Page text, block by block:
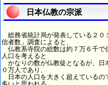
日本仏教の宗派
総務省統計局が発表している２０
信者数」調査によると、
仏教系寺院の総数は約７万６千で
人口を考えると
かなりの数が仏教徒となるが、日
０万人であり、
日本の人口を大きく超えているの